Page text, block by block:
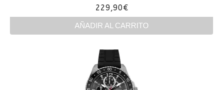
229,90€
AÑADIR AL CARRITO